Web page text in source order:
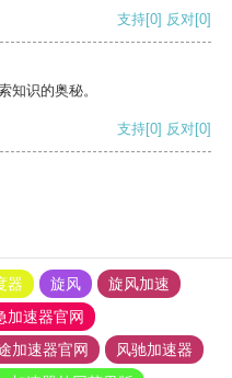
支持[0] 反对[0]
知识的奥秘。
支持[0] 反对[0]
器 旋风
旋风加速
加速器官网
加速器官网
风驰加速器